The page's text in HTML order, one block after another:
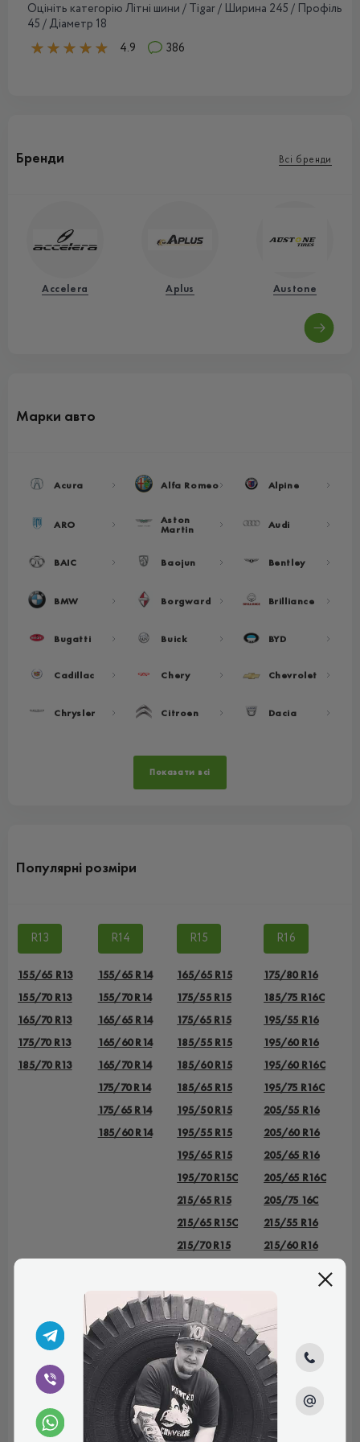
Оцініть категорію Літні шини / Tigar / Ширина 245 / Профіль
45 / Діаметр 18
4.9
386
Бренди Всі бренди
Accelera Aplus Austone
Марки авто
Acura Alfa Romeo Alpine
ARO Aston
Martin Audi
BAIC Baojun Bentley
BMW Borgward Brilliance
Bugatti Buick BYD
Cadillac Chery Chevrolet
Chrysler Citroen Dacia
Показати всі
Популярні розміри
R13
155/65 R13
155/70 R13
165/70 R13
175/70 R13
185/70 R13
R14
155/65 R14
155/70 R14
165/65 R14
165/60 R14
165/70 R14
175/70 R14
175/65 R14
185/60 R14
R15
165/65 R15
175/55 R15
175/65 R15
185/55 R15
185/60 R15
185/65 R15
195/50 R15
195/55 R15
195/65 R15
195/70 R15C
215/65 R15
215/65 R15C
215/70 R15
235/75 R15
R16
175/80 R16
185/75 R16C
195/55 R16
195/60 R16
195/60 R16C
195/75 R16C
205/55 R16
205/60 R16
205/65 R16
205/65 R16C
205/75 16C
215/55 R16
215/60 R16
215/65 R16C
215/70 R16
225/55 R16
225/70 R16
225/75 R16
225/75 R16С